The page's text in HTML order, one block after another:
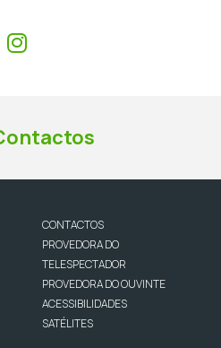
Facebook
Instagram
CONTACTOS
PROVEDORA DO
TELESPECTADOR
PROVEDORA DO OUVINTE
ACESSIBILIDADES
SATÉLITES